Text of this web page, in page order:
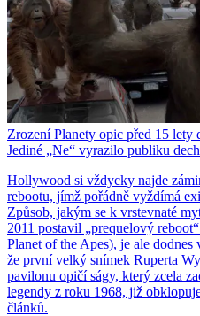
Zrození Planety opic před 15 lety
Jediné „Ne“ vyrazilo publiku dech
Hollywood si vždycky najde
rebootu, jímž pořádně vyždímá
Způsob, jakým se k vrstevnaté
2011 postavil „prequelový
Planet of the Apes), je ale
že první velký snímek Ruperta
pavilonu opičí ságy, který zcela
legendy z roku 1968, již
článků.